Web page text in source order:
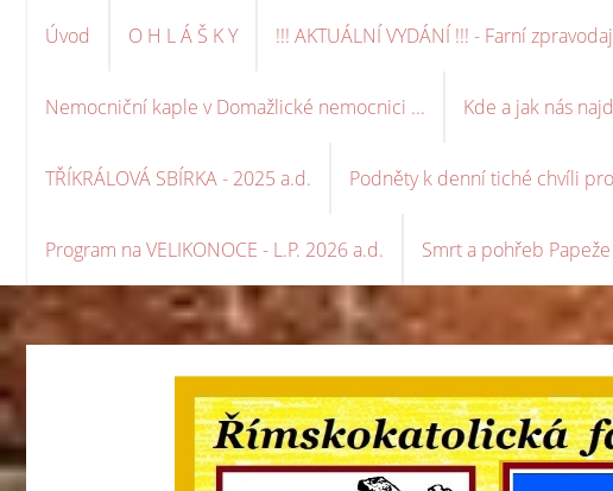
Úvod O H L Á Š K Y !!! AKTUÁLNÍ VYDÁNÍ !!! - Farní
Nemocniční kaple v Domažlické nemocnici ... Kde a jak nás
TŘÍKRÁLOVÁ SBÍRKA - 2025 a.d. Podněty k denní tiché chvíli pro
Program na VELIKONOCE - L.P. 2026 a.d. Smrt a pohřeb